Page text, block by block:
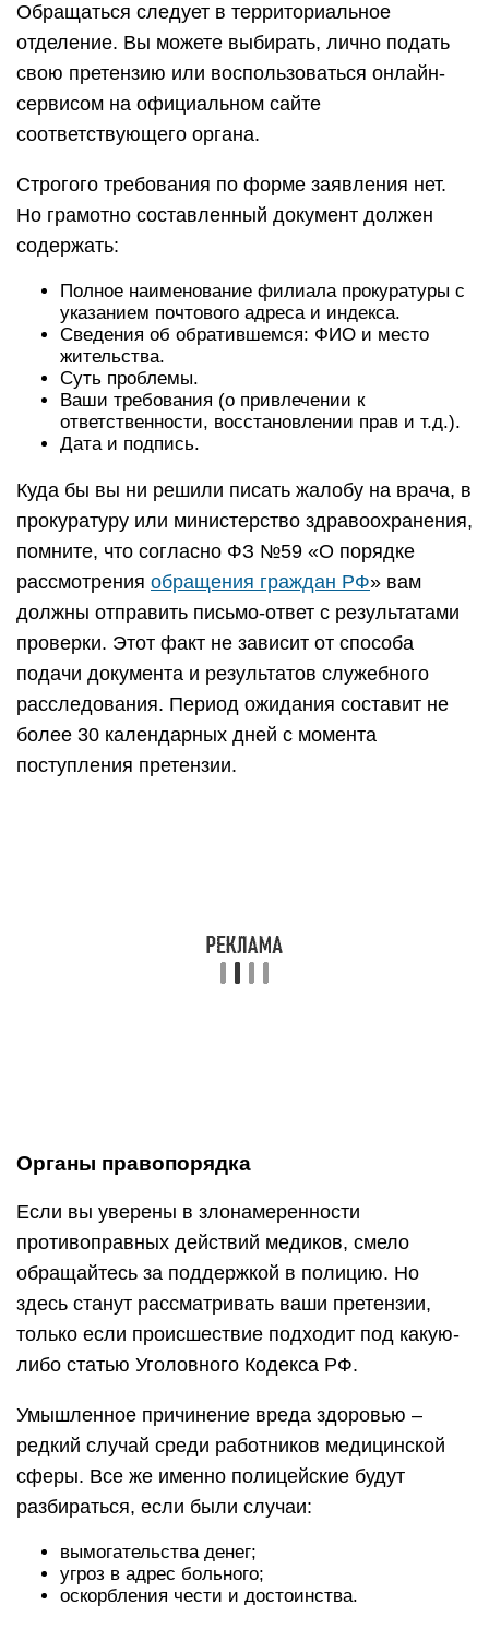
Обращаться следует в территориальное
отделение. Вы можете выбирать, лично подать
свою претензию или воспользоваться онлайн-
сервисом на официальном сайте
соответствующего органа.
Строгого требования по форме заявления нет.
Но грамотно составленный документ должен
содержать:
Полное наименование филиала прокуратуры с
указанием почтового адреса и индекса.
Сведения об обратившемся: ФИО и место
жительства.
Суть проблемы.
Ваши требования (о привлечении к
ответственности, восстановлении прав и т.д.).
Дата и подпись.
Куда бы вы ни решили писать жалобу на врача, в
прокуратуру или министерство здравоохранения,
помните, что согласно ФЗ №59 «О порядке
рассмотрения обращения граждан РФ» вам
должны отправить письмо-ответ с результатами
проверки. Этот факт не зависит от способа
подачи документа и результатов служебного
расследования. Период ожидания составит не
более 30 календарных дней с момента
поступления претензии.
Органы правопорядка
Если вы уверены в злонамеренности
противоправных действий медиков, смело
обращайтесь за поддержкой в полицию. Но
здесь станут рассматривать ваши претензии,
только если происшествие подходит под какую-
либо статью Уголовного Кодекса РФ.
Умышленное причинение вреда здоровью –
редкий случай среди работников медицинской
сферы. Все же именно полицейские будут
разбираться, если были случаи:
вымогательства денег;
угроз в адрес больного;
оскорбления чести и достоинства.